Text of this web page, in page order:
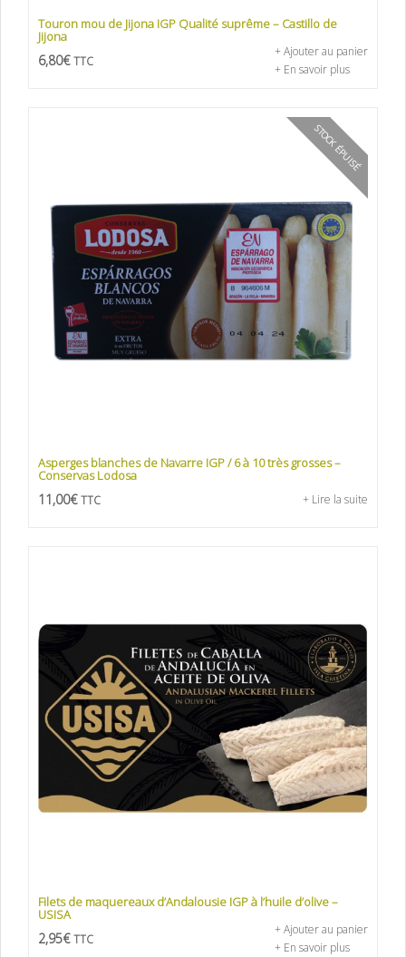
Touron mou de Jijona IGP Qualité suprême – Castillo de
Jijona
6,80€ TTC
+ Ajouter au panier
+ En savoir plus
STOCK ÉPUISÉ
Asperges blanches de Navarre IGP / 6 à 10 très grosses –
Conservas Lodosa
11,00€ TTC + Lire la suite
Filets de maquereaux d’Andalousie IGP à l’huile d’olive –
USISA
2,95€ TTC
+ Ajouter au panier
+ En savoir plus